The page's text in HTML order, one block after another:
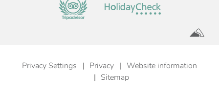
Privacy Settings Privacy
Website information
Sitemap